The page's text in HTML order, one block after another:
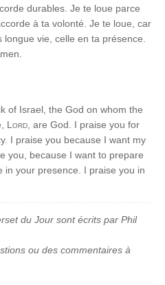
durables. Je te loue parce
à ta volonté. Je te loue, car
vie, celle en ta présence.
of Israel, the God on whom the
Lord , are God. I praise you for
I praise you because I want my
you, because I want to prepare
in your presence. I praise you in
du Jour sont écrits par Phil
ou des commentaires à